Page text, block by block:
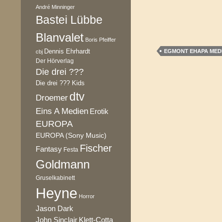
EGMONT EHAPA
André Minninger
Bastei Lübbe
Blanvalet Boris Pfeiffer
cbj Dennis Ehrhardt
Der Hörverlag
Die drei ???
Die drei ??? Kids
Droemer dtv
Eins A Medien Erotik
EUROPA
EUROPA (Sony Music)
Fantasy Festa Fischer
Goldmann
Gruselkabinett
Heyne Horror
Jason Dark
John Sinclair Klett-Cotta